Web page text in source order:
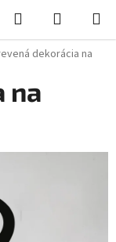
Hľadať
KOŠÍK
dekorácia na
na